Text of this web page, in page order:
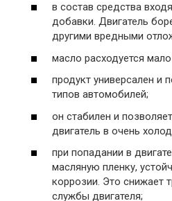
в состав средства
добавки. Двигатель
другими вредными
масло расходуется
продукт универсален и
типов автомобилей;
он стабилен и
двигатель в очень
при попадании в
масляную пленку,
коррозии. Это снижает
службы двигателя;